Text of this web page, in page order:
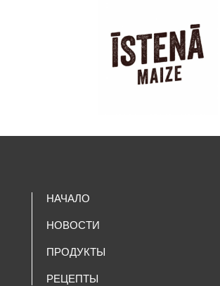
НАЧАЛО
НОВОСТИ
ПРОДУКТЫ
РЕЦЕПТЫ